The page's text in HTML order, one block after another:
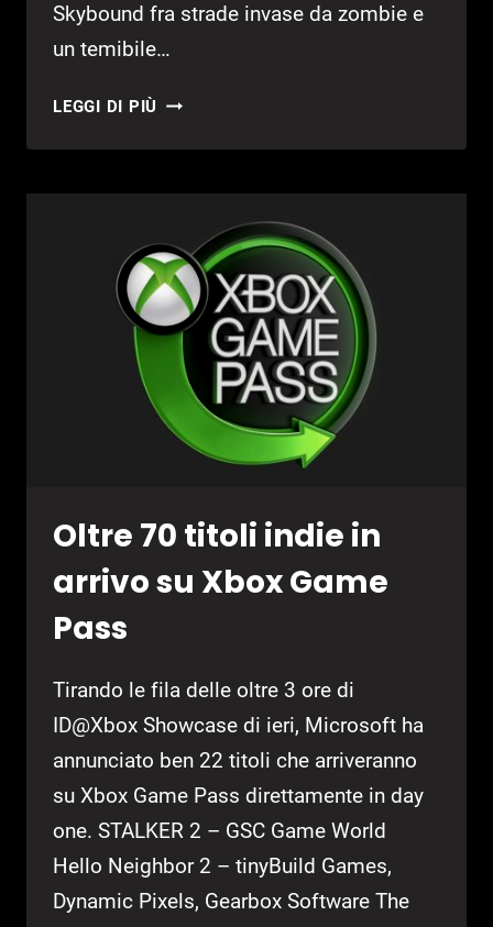
Skybound fra strade invase da zombie e
un temibile…
LEGGI DI PIÙ THE
SINNERS
2,
IL
TRAILER
Oltre 70 titoli indie in
arrivo su Xbox Game
Pass
Tirando le fila delle oltre 3 ore di
ID@Xbox Showcase di ieri, Microsoft ha
annunciato ben 22 titoli che arriveranno
su Xbox Game Pass direttamente in day
one. STALKER 2 – GSC Game World
Hello Neighbor 2 – tinyBuild Games,
Dynamic Pixels, Gearbox Software The